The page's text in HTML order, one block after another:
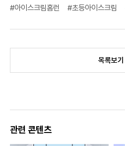
#아이스크림홈런 #초등아이스크림
목록보기
관련 콘텐츠